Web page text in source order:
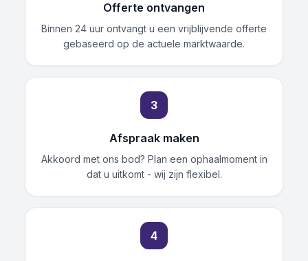
Offerte ontvangen
Binnen 24 uur ontvangt u een vrijblijvende offerte
gebaseerd op de actuele marktwaarde.
3
Afspraak maken
Akkoord met ons bod? Plan een ophaalmoment in
dat u uitkomt - wij zijn flexibel.
4